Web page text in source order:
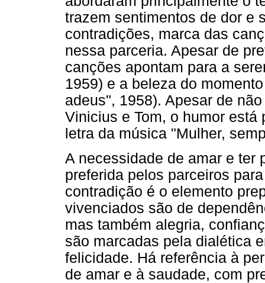
trazem sentimentos de dor e
contradições, marca das
nessa parceria. Apesar de
canções apontam para a
1959) e a beleza do
adeus", 1958). Apesar de
Vinicius e Tom, o humor está
letra da música "Mulher,
A necessidade de amar e ter
preferida pelos parceiros
contradição é o elemento
vivenciados são de
mas também alegria,
são marcadas pela dialética
felicidade. Há referência à
de amar e à saudade, com